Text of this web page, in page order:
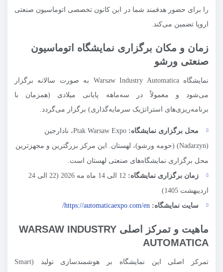
را برای حضور هدفمند شما در این کانون تخصصی اتوماسیون صنعتی
اروپا تضمین می‌کند.
زمان و مکان برگزاری نمایشگاه اتوماسیون
صنعتی ورشو
نمایشگاه Warsaw Industry Automatica به صورت سالانه برگزار
می‌شود و معمولاً در سه‌ماهه پایانی میلادی (همزمان با
برنامه‌ریزی‌های استراتژیک سرمایه‌گذاری) برگزار می‌گردد.
محل برگزاری نمایشگاه:
Ptak Warsaw Expo، نادارجین
(Nadarzyn) (حومه ورشو)، لهستان. این مرکز بزرگترین و مجهزترین
محل برگزاری نمایشگاه‌های صنعتی لهستان است.
زمان برگزاری نمایشگاه:
12 الی 14 ماه مه 2026 (22 الی 24
اردیبهشت 1405)
سایت نمایشگاه: https://automaticaexpo.com/en/
ماهیت و تمرکز اصلی WARSAW INDUSTRY
AUTOMATICA
تمرکز اصلی این نمایشگاه بر هوشمندسازی تولید (Smart